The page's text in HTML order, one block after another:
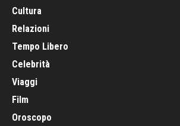
Cultura
Relazioni
Tempo Libero
Celebrità
Viaggi
Film
Oroscopo